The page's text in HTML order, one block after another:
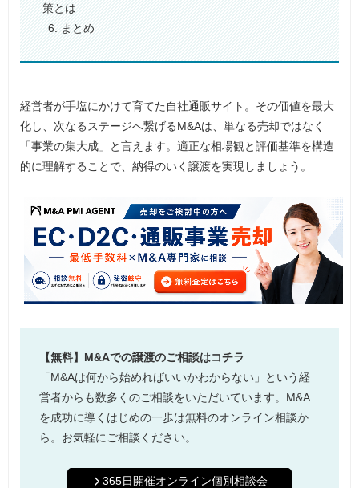
策とは
6. まとめ
経営者が手塩にかけて育てた自社通販サイト。その価値を最大
化し、次なるステージへ繋げるM&Aは、単なる売却ではなく
「事業の集大成」と言えます。適正な相場観と評価基準を構造
的に理解することで、納得のいく譲渡を実現しましょう。
【無料】M&Aでの譲渡のご相談はコチラ
「M&Aは何から始めればいいかわからない」という経
営者からも数多くのご相談をいただいています。M&A
を成功に導くはじめの一歩は無料のオンライン相談か
ら。お気軽にご相談ください。
365日開催オンライン個別相談会